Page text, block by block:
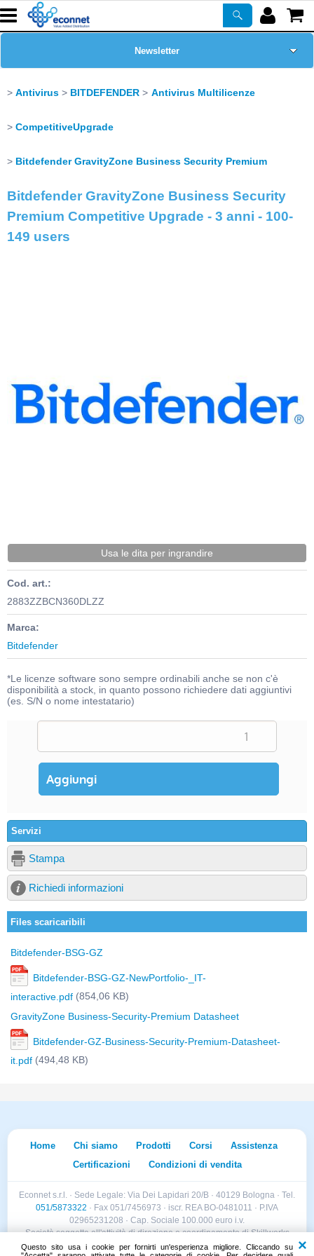
Questo sito usa i cookie per fornirti un'esperienza migliore. Cliccando su
Prodotti
Corsi
Newsletter
Antivirus BITDEFENDER Antivirus Multilicenze
CompetitiveUpgrade
Bitdefender GravityZone Business Security Premium
Bitdefender GravityZone Business Security
Premium Competitive Upgrade - 3 anni - 100-
149 users
Usa le dita per ingrandire
Cod. art.:
2883ZZBCN360DLZZ
Marca:
Bitdefender
*Le licenze software sono sempre ordinabili anche se non c'è
disponibilità a stock, in quanto possono richiedere dati aggiuntivi
(es. S/N o nome intestatario)
Servizi
Stampa
Richiedi informazioni
Files scaricaribili
Bitdefender-BSG-GZ
Bitdefender-BSG-GZ-NewPortfolio-_IT-
interactive.pdf (854,06 KB)
GravityZone Business-Security-Premium Datasheet
Bitdefender-GZ-Business-Security-Premium-Datasheet-
it.pdf (494,48 KB)
Home Chi siamo Prodotti Corsi
Assistenza
Certificazioni
Condizioni di vendita
Econnet s.r.l. · Sede Legale: Via Dei Lapidari 20/B · 40129 Bologna · Tel.
051/5873322 · Fax 051/7456973 · iscr. REA BO-0481011 · P.IVA
02965231208 · Cap. Sociale 100.000 euro i.v.
Società soggetta all'attività di direzione e coordinamento di Skillworks
Holding s.r.l. · Sede Legale: Via Vittorio Emanuele II 28 · Roncadelle (BS)